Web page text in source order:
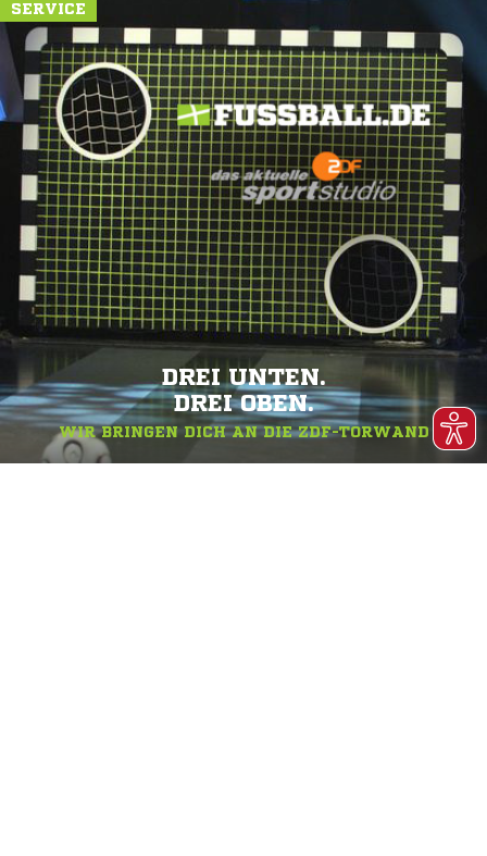
SERVICE
DREI UNTEN.
DREI OBEN.
WIR BRINGEN DICH AN DIE ZDF-TORWAND